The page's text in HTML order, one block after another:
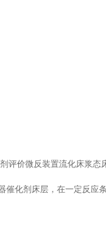
评价微反装置流化床浆态
化剂床层，在一定反应